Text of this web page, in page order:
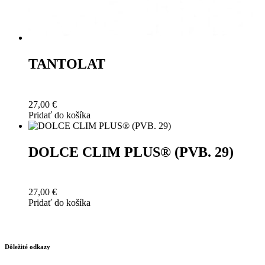
TANTOLAT
27,00 €
Pridať do košíka
DOLCE CLIM PLUS® (PVB. 29)
27,00 €
Pridať do košíka
Dôležité odkazy